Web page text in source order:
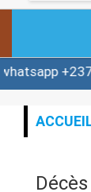
ACCUEIL
ACTUALITE
654